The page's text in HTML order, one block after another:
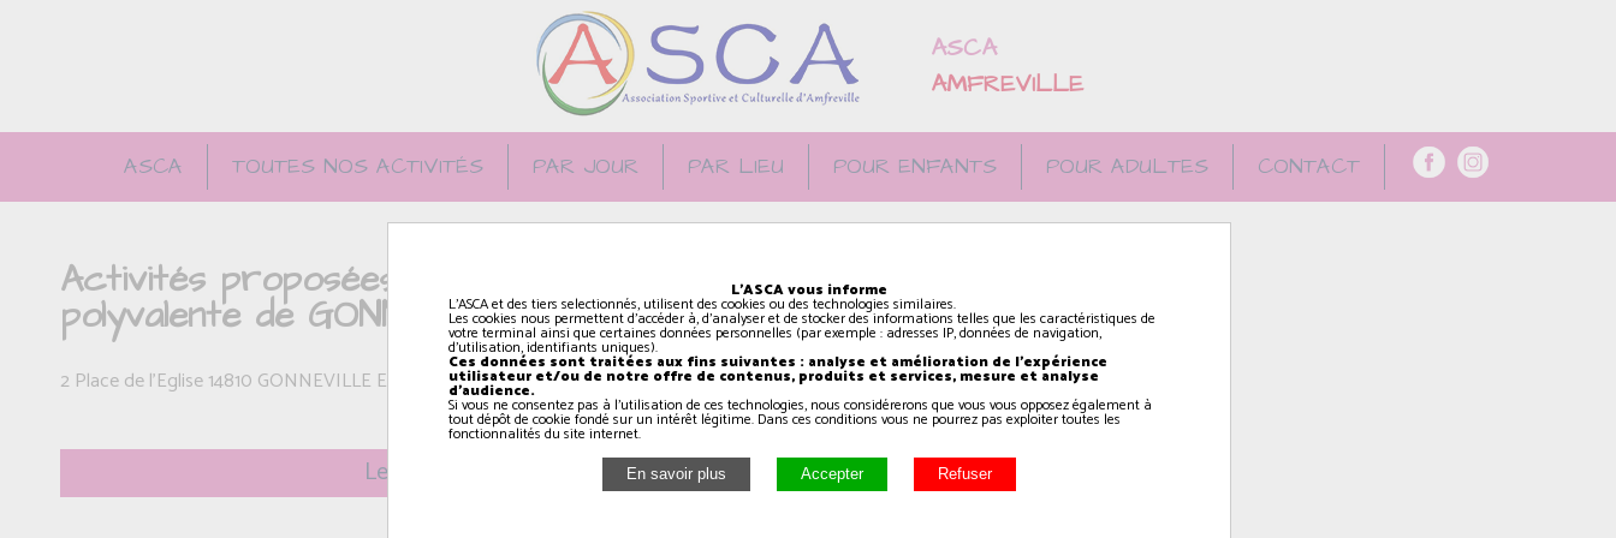
ASCA
AMFREVILLE
ASCA TOUTES NOS ACTIVITÉS PAR JOUR PAR LIEU POUR ENFANTS POUR ADULTES CONTACT
Activités proposées par l'ASCA à la salle
polyvalente de GONNEVILLE EN AUGE
2 Place de l'Eglise 14810 GONNEVILLE EN AUGE
Le mercredi
L'ASCA vous informe
L'ASCA et des tiers selectionnés, utilisent des cookies ou des technologies similaires.
Les cookies nous permettent d'accéder à, d'analyser et de stocker des informations telles que les caractéristiques de
votre terminal ainsi que certaines données personnelles (par exemple : adresses IP, données de navigation,
d'utilisation, identifiants uniques).
Ces données sont traitées aux fins suivantes : analyse et amélioration de l'expérience
utilisateur et/ou de notre offre de contenus, produits et services, mesure et analyse
d'audience.
Si vous ne consentez pas à l'utilisation de ces technologies, nous considérerons que vous vous opposez également à
tout dépôt de cookie fondé sur un intérêt légitime. Dans ces conditions vous ne pourrez pas exploiter toutes les
fonctionnalités du site internet.